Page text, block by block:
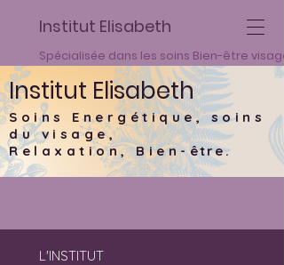
Institut Elisabeth
Spécialisée dans les soins Bien-être
Institut Elisabeth
Soins Energétique,soins
du visage,
Relaxation, Bien-être.
L'INSTITUT